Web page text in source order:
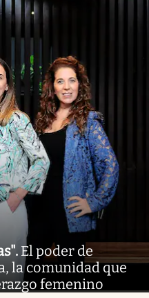
. El poder de
la comunidad que
femenino